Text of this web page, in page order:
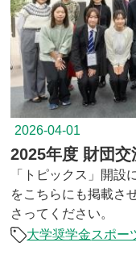
2026-04-01
2025年度 財団交
「トピックス」開設
をこちらにも掲載さ
さってください。
大学奨学金スポー